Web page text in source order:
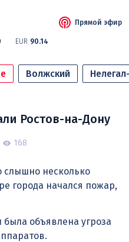
EUR 90.14
Прямой эфир
Волжский
Ростов-на-Дону
168
слышно несколько
города начался пожар,
была объявлена угроза